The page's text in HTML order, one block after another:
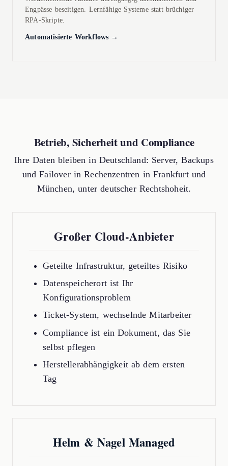
Engpässe beseitigen. Lernfähige Systeme statt brüchiger
RPA-Skripte.
Automatisierte Workflows →
Betrieb, Sicherheit und Compliance
Ihre Daten bleiben in Deutschland: Server, Backups
und Failover in Rechenzentren in Frankfurt und
München, unter deutscher Rechtshoheit.
Großer Cloud-Anbieter
Geteilte Infrastruktur, geteiltes Risiko
Datenspeicherort ist Ihr
Konfigurationsproblem
Ticket-System, wechselnde Mitarbeiter
Compliance ist ein Dokument, das Sie
selbst pflegen
Herstellerabhängigkeit ab dem ersten
Tag
Helm & Nagel Managed